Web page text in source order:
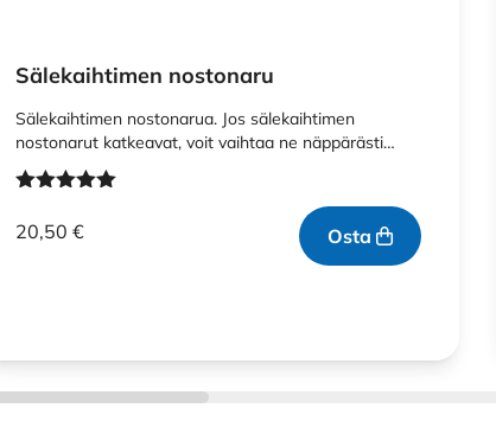
Sälekaihtimen nostonaru
Sälekaihtimen nostonarua. Jos sälekaihtimen
nostonarut katkeavat, voit vaihtaa ne näppärästi…
tuotteesta:
5.00/ 5
20,50€ Osta